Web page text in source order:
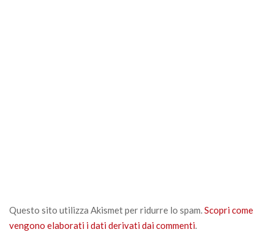
Questo sito utilizza Akismet per ridurre lo spam.Scopri come
vengono elaborati i dati derivati dai commenti.